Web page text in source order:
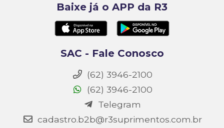
Baixe já o APP da R3
SAC - Fale Conosco
(62) 3946-2100
(62) 3946-2100
Telegram
cadastro.b2b@r3suprimentos.com.br